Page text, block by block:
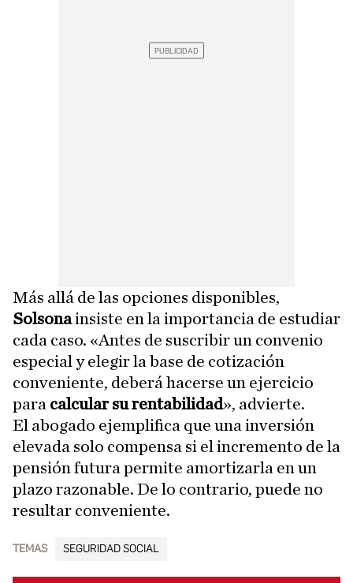
Más allá de las opciones disponibles,
Solsonainsiste en la importancia de estudiar
cada caso. «Antes de suscribir un convenio
especial y elegir la base de cotización
conveniente, deberá hacerse un ejercicio
para calcular su rentabilidad», advierte.
El abogado ejemplifica que una inversión
elevada solo compensa si el incremento de la
pensión futura permite amortizarla en un
plazo razonable. De lo contrario, puede no
resultar conveniente.
TEMAS SEGURIDAD SOCIAL